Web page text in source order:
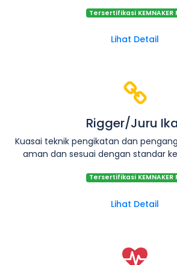
Tersertifikasi KEMNAKER
Lihat Detail
Rigger/Juru
Kuasai teknik pengikatan dan
aman dan sesuai dengan standar
Tersertifikasi KEMNAKER
Lihat Detail